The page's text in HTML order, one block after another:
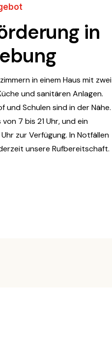
in
in einem Haus mit zwei
und sanitären Anlagen.
und Schulen sind in der Nähe.
7 bis 21 Uhr, und ein
zur Verfügung. In Notfällen
unsere Rufbereitschaft.